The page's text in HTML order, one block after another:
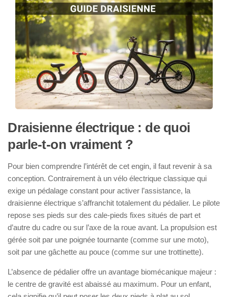
Draisienne électrique : de quoi
parle-t-on vraiment ?
Pour bien comprendre l’intérêt de cet engin, il faut revenir à sa
conception. Contrairement à un vélo électrique classique qui
exige un pédalage constant pour activer l’assistance, la
draisienne électrique s’affranchit totalement du pédalier. Le pilote
repose ses pieds sur des cale-pieds fixes situés de part et
d’autre du cadre ou sur l’axe de la roue avant. La propulsion est
gérée soit par une poignée tournante (comme sur une moto),
soit par une gâchette au pouce (comme sur une trottinette).
L’absence de pédalier offre un avantage biomécanique majeur :
le centre de gravité est abaissé au maximum. Pour un enfant,